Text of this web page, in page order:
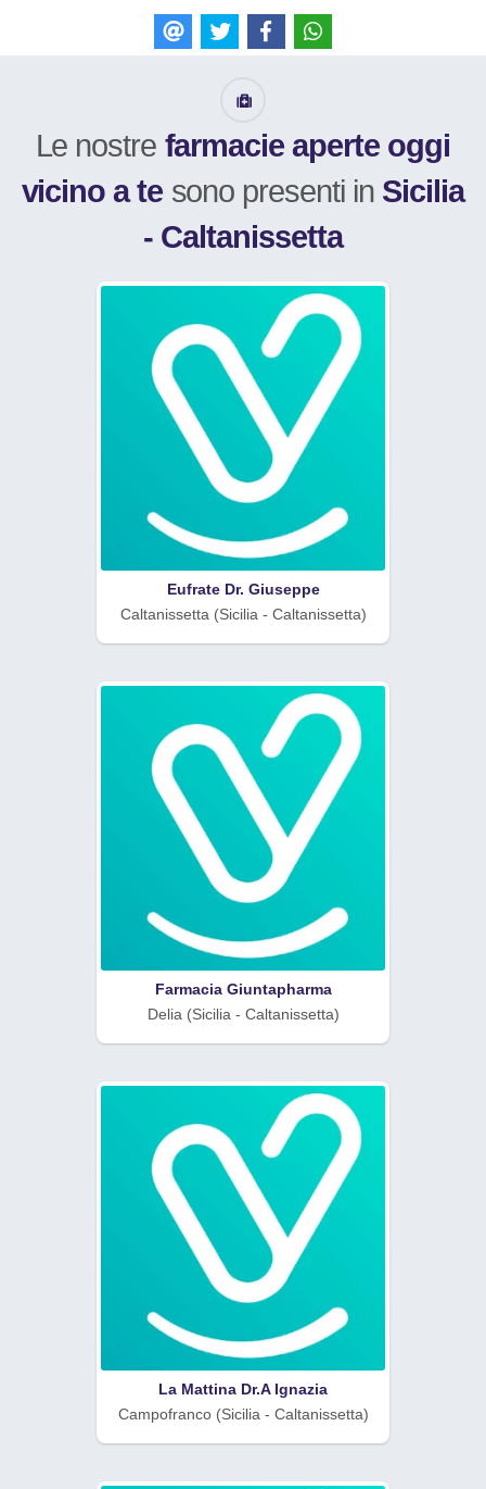
E-mail Tweet
Le nostre farmacie aperte oggi
vicino a te sono presenti in Sicilia
- Caltanissetta
Eufrate Dr. Giuseppe
Caltanissetta (Sicilia - Caltanissetta)
Farmacia Giuntapharma
Delia (Sicilia - Caltanissetta)
La Mattina Dr.A Ignazia
Campofranco (Sicilia - Caltanissetta)